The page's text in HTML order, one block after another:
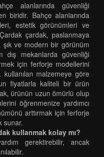
alanlarında güvenliği
biridir. Bahçe alanlarında
estetik görünümleri ve
çardak, paslanmaya
şık ve modern bir görünüm
dış mekanlarda güvenliği
için ferforje modellerini
malzemeye göre
fiyatlarla kaliteli bir ürün
ürünün uzun ömürlü olup
öğrenmenize yardımcı
arttırmak için ferforje
sunar.
kullanmak kolay mı?
gerektirebilir, ancak